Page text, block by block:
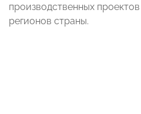
производственных
регионов страны.